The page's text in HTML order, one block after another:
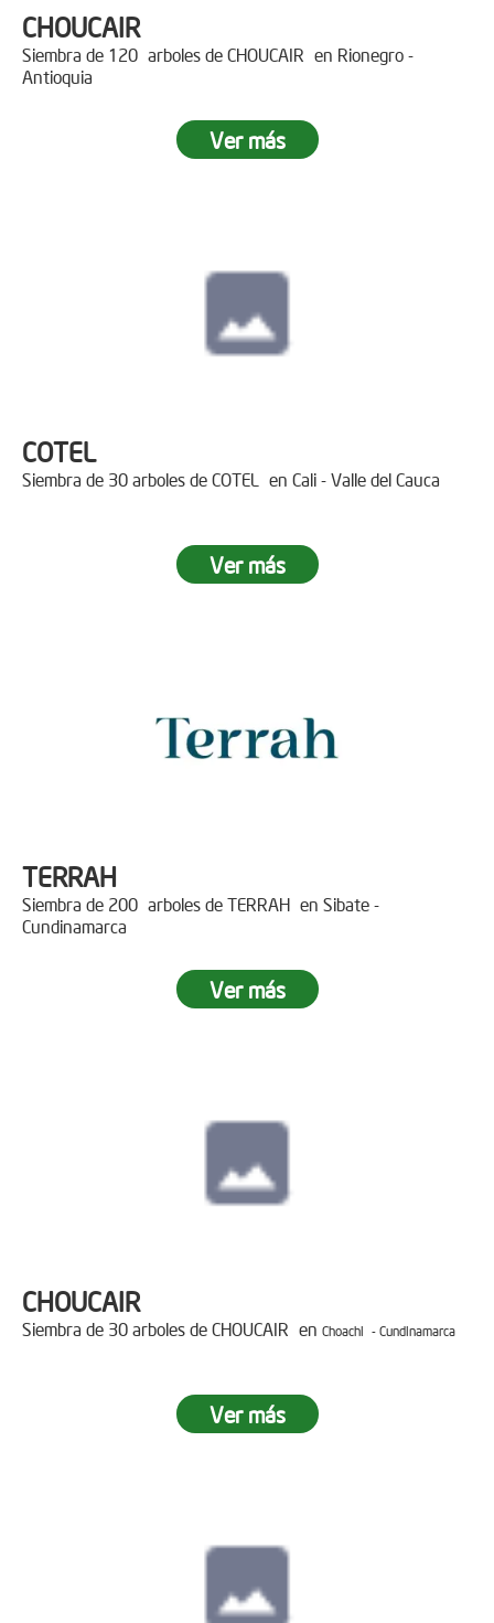
CHOUCAIR
Siembra de 120 arboles de CHOUCAIR en Rionegro -
Antioquia
Ver más
COTEL
Siembra de 30 arboles de COTEL en Cali - Valle del Cauca
Ver más
TERRAH
Siembra de 200 arboles de TERRAH en Sibate -
Cundinamarca
Ver más
CHOUCAIR
Siembra de 30 arboles de CHOUCAIR en Choachi - Cundinamarca
Ver más